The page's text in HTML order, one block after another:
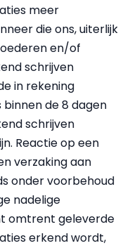
meer
die ons, uiterlijk
en/of
schrijven
in rekening
de 8 dagen
schrijven
Reactie op een
verzaking aan
onder voorbehoud
nadelige
omtrent geleverde
erkend wordt,